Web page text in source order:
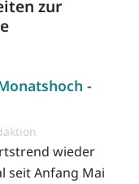
zur
-
wieder
seit Anfang Mai